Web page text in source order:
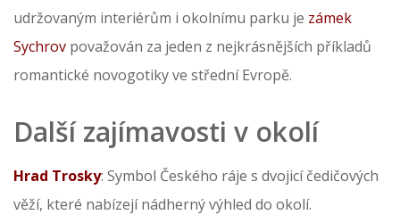
udržovaným interiérům i okolnímu parku je zámek
Sychrov považován za jeden z nejkrásnějších příkladů
romantické novogotiky ve střední Evropě.
Další zajímavosti v okolí
Hrad Trosky: Symbol Českého ráje s dvojicí čedičových
věží, které nabízejí nádherný výhled do okolí.